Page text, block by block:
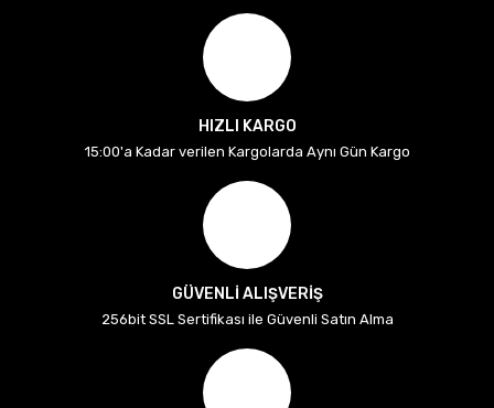
HIZLI KARGO
15:00'a Kadar verilen Kargolarda Aynı Gün Kargo
GÜVENLİ ALIŞVERİŞ
256bit SSL Sertifikası ile Güvenli Satın Alma